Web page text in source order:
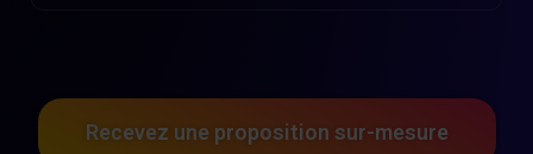
Recevez une proposition sur-mesure